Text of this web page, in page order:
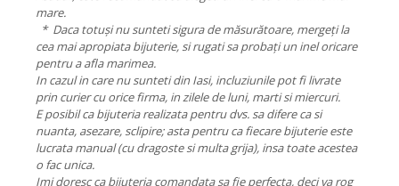
mare.
* Daca totuși nu sunteti sigura de măsurătoare, mergeți la
cea mai apropiata bijuterie, si rugati sa probați un inel oricare
pentru a afla marimea.
In cazul in care nu sunteti din Iasi, incluziunile pot fi livrate
prin curier cu orice firma, in zilele de luni, marti si miercuri.
E posibil ca bijuteria realizata pentru dvs. sa difere ca si
nuanta, asezare, sclipire; asta pentru ca fiecare bijuterie este
lucrata manual (cu dragoste si multa grija), insa toate acestea
o fac unica.
Imi doresc ca bijuteria comandata sa fie perfecta, deci va rog